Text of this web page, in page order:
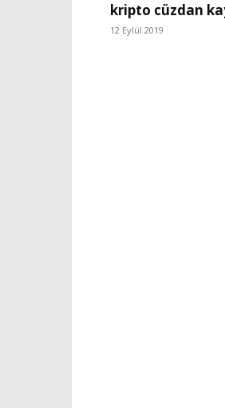
kripto cüzdan
12 Eylül 2019